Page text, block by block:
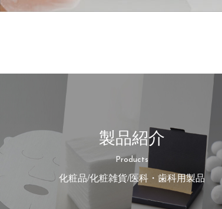
製品紹介
Products
化粧品/化粧雑貨/医科・歯科用製品